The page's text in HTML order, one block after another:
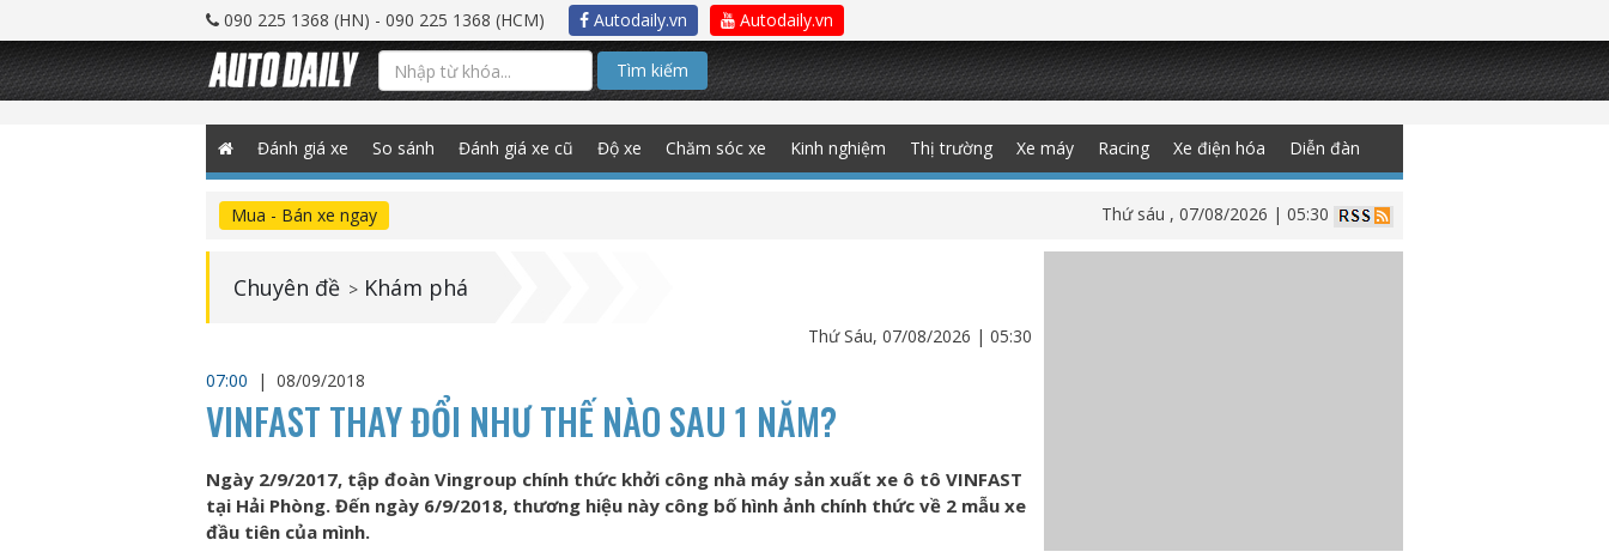
090 225 1368 (HN) - 090 225 1368 (HCM) Autodaily.vn Autodaily.vn
Tìm kiếm
Đánh giá xe So sánh Đánh giá xe cũ Độ xe Chăm sóc xe Kinh nghiệm Thị trường Xe máy Racing Xe điện hóa Diễn đàn
Mua - Bán xe ngay Thứ sáu , 07/08/2026 | 05:30
Chuyên đề > Khám phá
Thứ Sáu, 07/08/2026 | 05:30
07:00
| 08/09/2018
VINFAST THAY ĐỔI NHƯ THẾ NÀO SAU 1 NĂM?
Ngày 2/9/2017, tập đoàn Vingroup chính thức khởi công nhà máy sản xuất xe ô tô VINFAST
tại Hải Phòng. Đến ngày 6/9/2018, thương hiệu này công bố hình ảnh chính thức về 2 mẫu xe
đầu tiên của mình.